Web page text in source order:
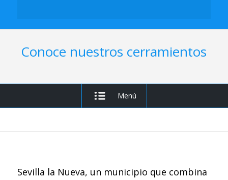
Conoce nuestros cerramientos
Menú
Sevilla la Nueva, un municipio que combina